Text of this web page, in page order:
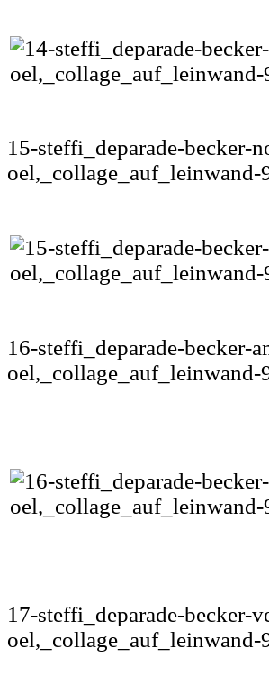
15-steffi_deparade-becker-
oel,_collage_auf_leinwand-
16-steffi_deparade-becker-
oel,_collage_auf_leinwand-
17-steffi_deparade-becker-
oel,_collage_auf_leinwand-